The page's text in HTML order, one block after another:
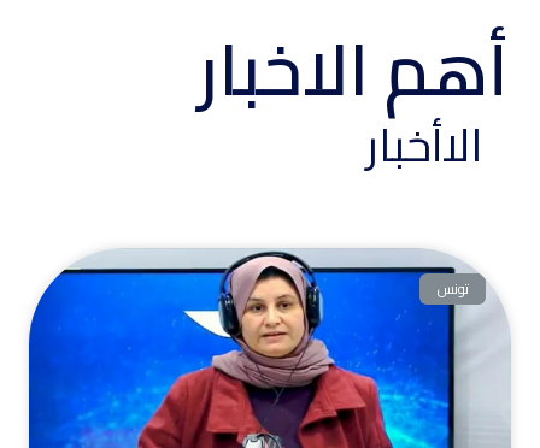
أهم الاخبار
الاأخبار
تونس